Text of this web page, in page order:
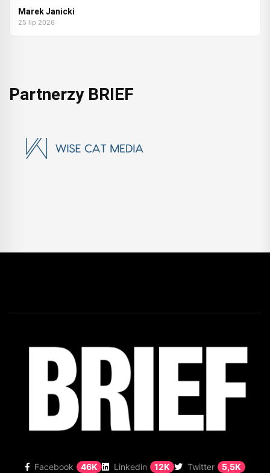
Marek Janicki
25 lip 2026
Partnerzy BRIEF
Facebook 46K Linkedin 12K Twitter 5,5K